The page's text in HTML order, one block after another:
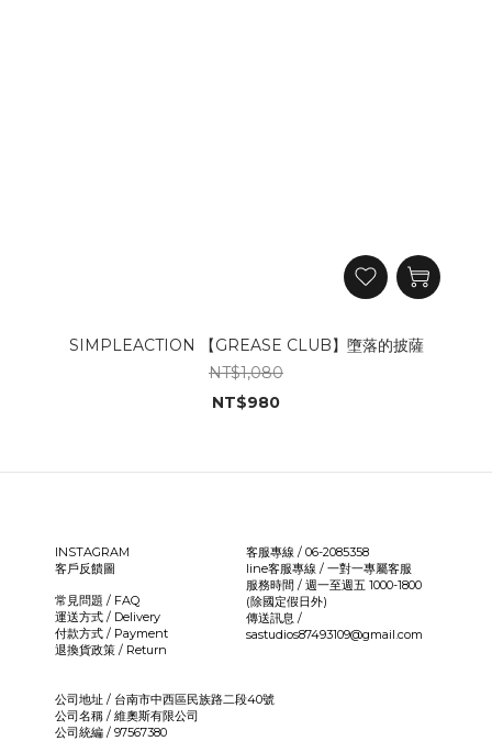
SIMPLEACTION 【GREASE CLUB】墮落的披薩
NT$1,080
NT$980
INSTAGRAM
客戶反饋圖
常見問題 / FAQ
運送方式 / Delivery
付款方式 / Payment
退換貨政策 / Return
客服專線 / 06-2085358
line客服專線 / 一對一專屬客服
服務時間 / 週一至週五 1000-1800
(除國定假日外)
傳送訊息 /
sastudios87493109@gmail.com
公司地址 / 台南市中西區民族路二段40號
公司名稱 / 維奧斯有限公司
公司統編 / 97567380